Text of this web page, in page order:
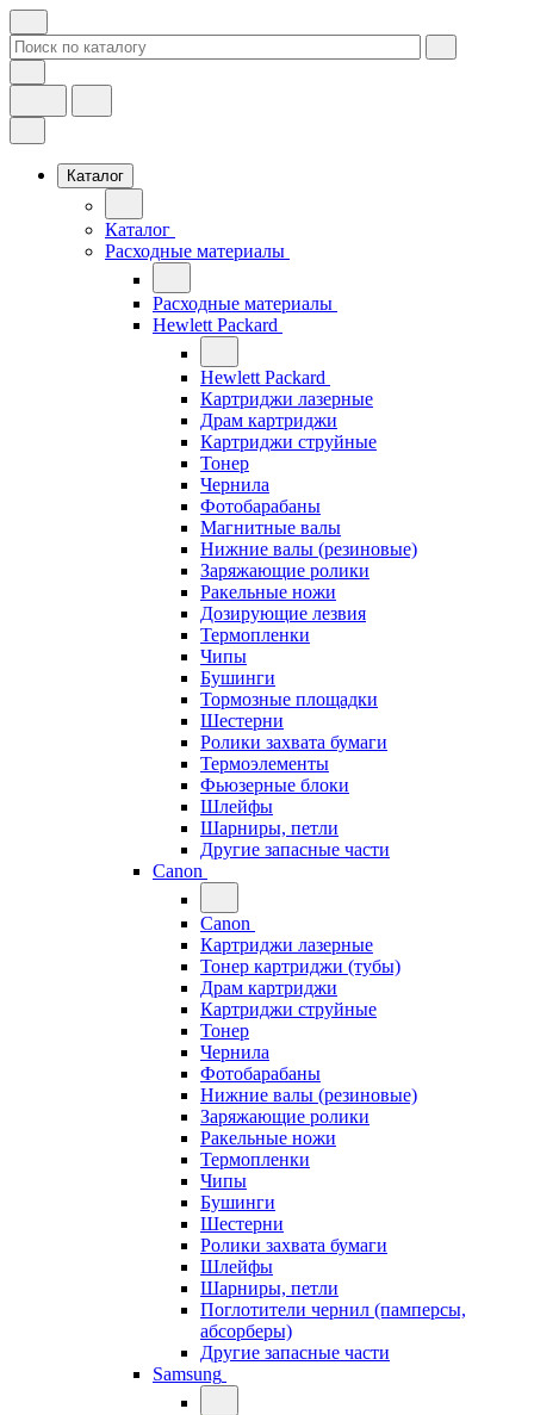
Каталог
Каталог
Расходные материалы
Расходные материалы
Hewlett Packard
Hewlett Packard
Картриджи лазерные
Драм картриджи
Картриджи струйные
Тонер
Чернила
Фотобарабаны
Магнитные валы
Нижние валы (резиновые)
Заряжающие ролики
Ракельные ножи
Дозирующие лезвия
Термопленки
Чипы
Бушинги
Тормозные площадки
Шестерни
Ролики захвата бумаги
Термоэлементы
Фьюзерные блоки
Шлейфы
Шарниры, петли
Другие запасные части
Canon
Canon
Картриджи лазерные
Тонер картриджи (тубы)
Драм картриджи
Картриджи струйные
Тонер
Чернила
Фотобарабаны
Нижние валы (резиновые)
Заряжающие ролики
Ракельные ножи
Термопленки
Чипы
Бушинги
Шестерни
Ролики захвата бумаги
Шлейфы
Шарниры, петли
Поглотители чернил (памперсы,
абсорберы)
Другие запасные части
Samsung